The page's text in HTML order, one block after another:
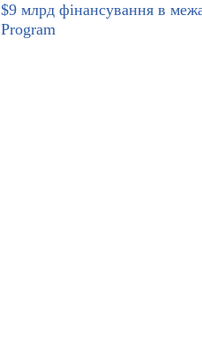
$9 млрд фінансування в
Program